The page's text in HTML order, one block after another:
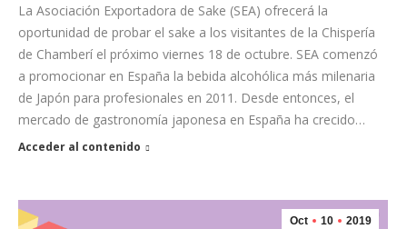
La Asociación Exportadora de Sake (SEA) ofrecerá la
oportunidad de probar el sake a los visitantes de la Chispería
de Chamberí el próximo viernes 18 de octubre. SEA comenzó
a promocionar en España la bebida alcohólica más milenaria
de Japón para profesionales en 2011. Desde entonces, el
mercado de gastronomía japonesa en España ha crecido…
Acceder al contenido
Oct 10 2019